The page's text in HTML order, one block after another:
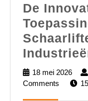
De
18 mei 2026
18
mei
Comments